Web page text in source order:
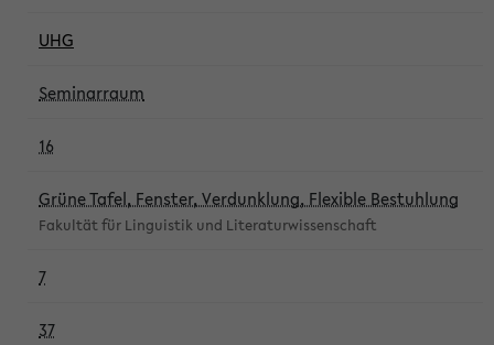
UHG
Seminarraum
16
Grüne Tafel, Fenster, Verdunklung, Flexible Bestuhlung
Fakultät für Linguistik und Literaturwissenschaft
7
37